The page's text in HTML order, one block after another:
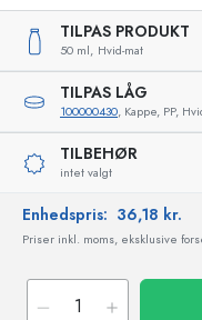
TILPAS PRODUKT
50 ml, Hvid-mat
TILPAS LÅG
100000430, Kappe, PP,
TILBEHØR
intet valgt
Enhedspris: 36,18 kr.
Priser inkl. moms, eksklusive